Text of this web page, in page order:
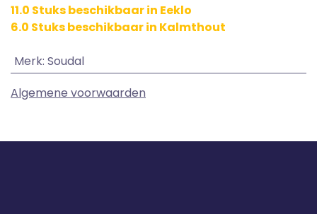
11.0 Stuks beschikbaar in Eeklo
6.0 Stuks beschikbaar in Kalmthout
Merk: Soudal
Algemene voorwaarden